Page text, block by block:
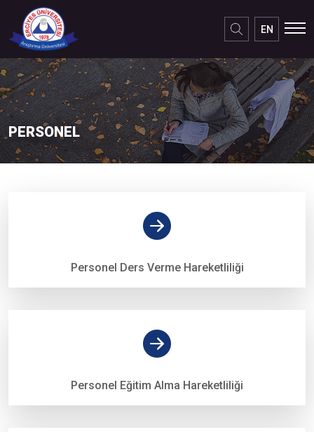
×
EN
PERSONEL
Personel Ders Verme Hareketliliği
Personel Eğitim Alma Hareketliliği